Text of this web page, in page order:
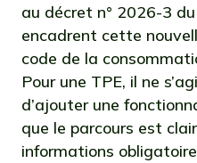
au décret n° 2026-3
encadrent cette
code de la
Pour une TPE, il ne
d’ajouter une
que le parcours est
informations